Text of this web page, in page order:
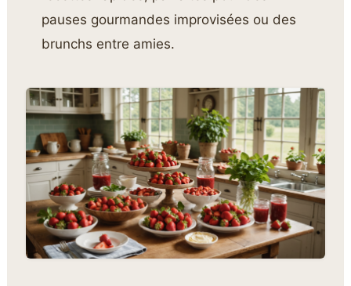
pauses gourmandes improvisées ou des
brunchs entre amies.